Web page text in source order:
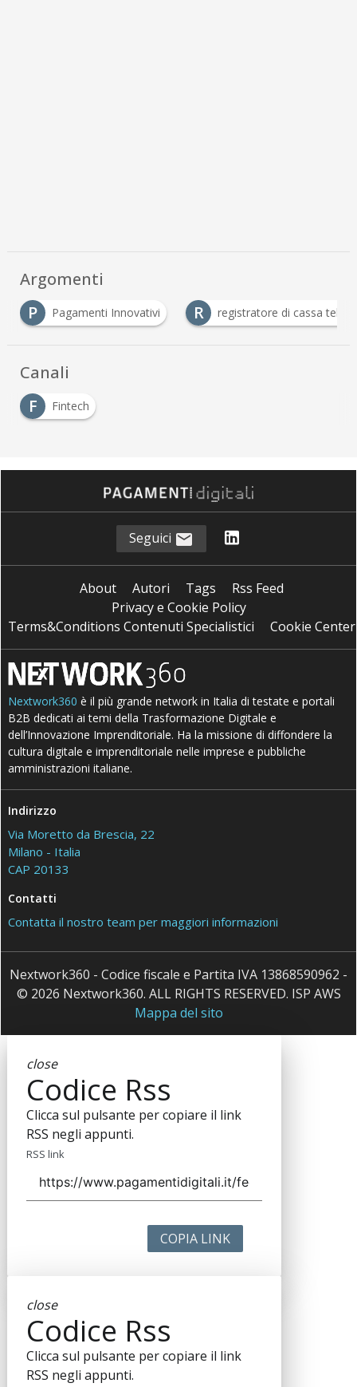
Argomenti
Innovativi R registratore di cassa telematico
Canali
F
Fintech
Seguici
About Autori Tags
Rss Feed
Privacy e Cookie Policy
Terms&Conditions Contenuti Specialistici
Cookie Center
Nextwork360 è il più grande network in Italia di testate e portali
B2B dedicati ai temi della Trasformazione Digitale e
dell’Innovazione Imprenditoriale. Ha la missione di diffondere la
cultura digitale e imprenditoriale nelle imprese e pubbliche
amministrazioni italiane.
Indirizzo
Via Moretto da Brescia, 22
Milano - Italia
CAP 20133
Contatti
Contatta il nostro team per maggiori informazioni
Nextwork360 - Codice fiscale e Partita IVA 13868590962 -
© 2026 Nextwork360. ALL RIGHTS RESERVED. ISP AWS
Mappa del sito
close
Codice Rss
Clicca sul pulsante per copiare il link
RSS negli appunti.
RSS link
COPIA LINK
close
Codice Rss
Clicca sul pulsante per copiare il link
RSS negli appunti.